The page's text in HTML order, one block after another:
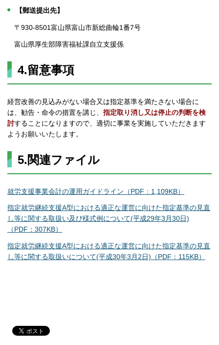
【郵送提出先】
〒930-8501富山県富山市新総曲輪1番7号
富山県厚生部障害福祉課自立支援係
4.留意事項
経営改善の見込みがない場合又は指定基準を満たさない場合に
は、勧告・命令の措置を講じ、 指定取り消し又は停止の判断を検
討することになりますので、適切に事業を実施していただきます
ようお願いいたします。
5.関連ファイル
就労支援事業会計の運用ガイドライン （PDF：1,109KB）
指定就労継続支援A型における適正な運営に向けた指定基準の見直
し等に関する取扱い及び様式例について(平成29年3月30日)
（PDF：307KB）
指定就労継続支援A型における適正な運営に向けた指定基準の見直
し等に関する取扱いについて(平成30年3月2日)（PDF：115KB）